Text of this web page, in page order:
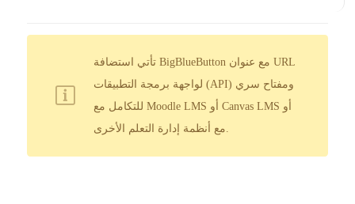
تأتي استضافة BigBlueButton مع عنوان URL
لواجهة برمجة التطبيقات (API) ومفتاح سري
للتكامل مع Moodle LMS أو Canvas LMS أو
مع أنظمة إدارة التعلم الأخرى.